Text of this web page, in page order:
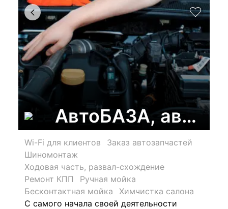
АвтоБАЗА,
Wi-Fi для клиентов
Заказ автозапчастей
Шиномонтаж
Ходовая часть, развал-схождение
Ремонт КПП
Ручная мойка
Бесконтактная мойка
Химчистка салона
С самого начала своей деятельности